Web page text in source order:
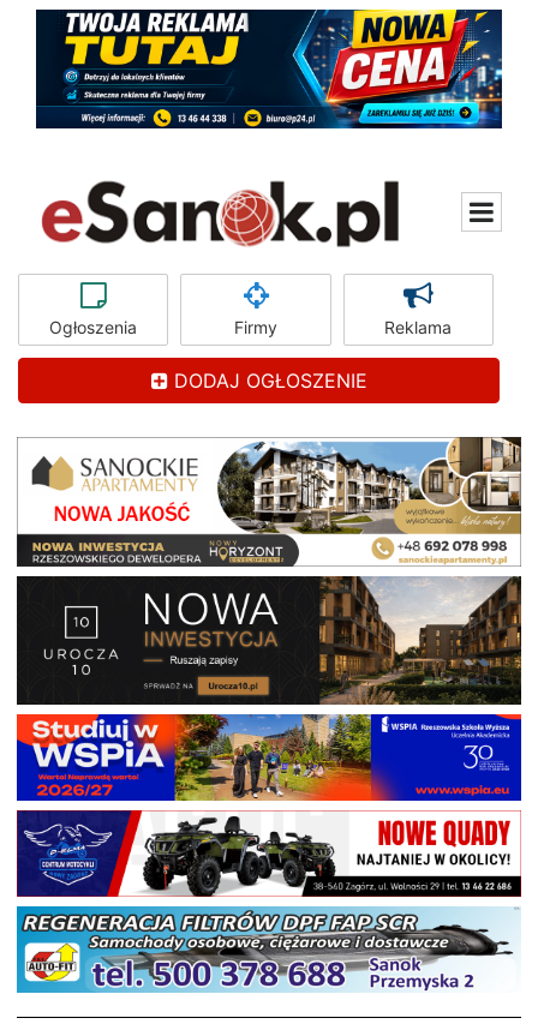
Ogłoszenia Firmy Reklama
DODAJ OGŁOSZENIE